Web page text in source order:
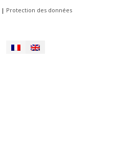
| Protection des données